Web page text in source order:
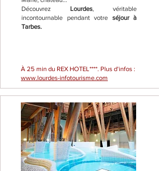
Découvrez Lourdes, véritable
incontournable pendant votre séjour à
Tarbes.
À 25 min du REX HOTEL****. Plus d'infos :
www.lourdes-infotourisme.com